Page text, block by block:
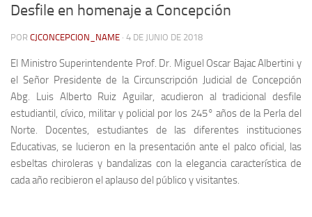
Desfile en homenaje a Concepción
POR CJCONCEPCION_NAME · 4 DE JUNIO DE 2018
El Ministro Superintendente Prof. Dr. Miguel Oscar Bajac Albertini y
el Señor Presidente de la Circunscripción Judicial de Concepción
Abg. Luis Alberto Ruiz Aguilar, acudieron al tradicional desfile
estudiantil, cívico, militar y policial por los 245° años de la Perla del
Norte. Docentes, estudiantes de las diferentes instituciones
Educativas, se lucieron en la presentación ante el palco oficial, las
esbeltas chiroleras y bandalizas con la elegancia característica de
cada año recibieron el aplauso del público y visitantes.